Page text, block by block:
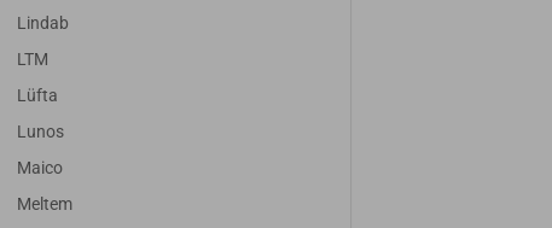
Lindab
LTM
Lüfta
Lunos
Maico
Meltem